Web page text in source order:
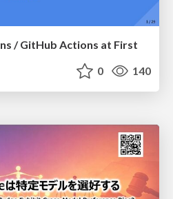
/ GitHub Actions at First
0 140